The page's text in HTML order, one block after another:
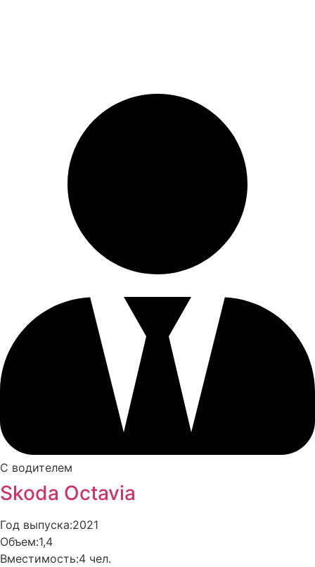
С водителем
Skoda Octavia
Год выпуска:2021
Объем:1,4
Вместимость:4 чел.